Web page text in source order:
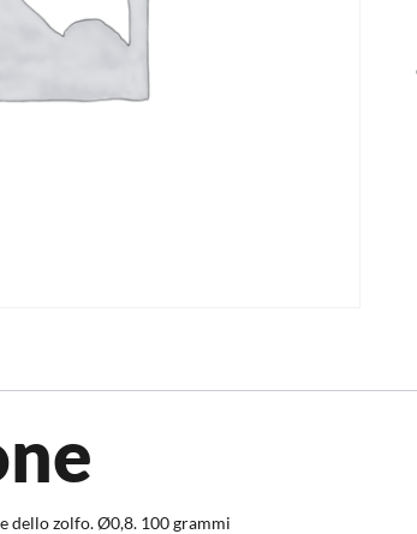
dello zolfo. Ø0,8. 100 grammi